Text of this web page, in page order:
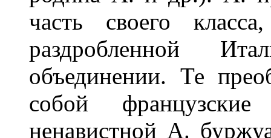
часть своего
раздробленной
объединении. Те
собой французские
ненавистной А.